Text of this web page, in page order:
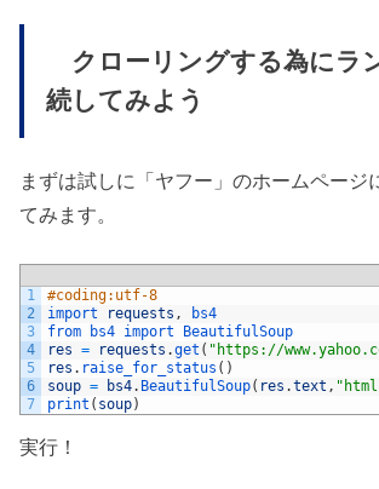
クローリングする為にラ
続してみよう
まずは試しに「ヤフー」のホームページ
てみます。
1
2
3
4
5
6
7
#coding:utf-8
import
requests ,
bs4
from
bs4 import BeautifulSoup
res
= requests .get ( "https://
res . raise_for_status ( )
soup = bs4. BeautifulSoup( res .text ,
print ( soup)
実行！